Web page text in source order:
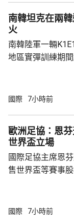
的許可。 根據方案，違反相關規定者，將被處
以最高達貨物價
南韓坦克在兩
火
南韓陸軍一輛
地區實彈訓練期
甲旅，上午完成
人員，要求停車
部門正調查起火原
國際 7小時前
歐洲足協：恩
世界盃立場
國際足協主席恩
售世界盃等賽事
歉；國際足協會
國際 7小時前